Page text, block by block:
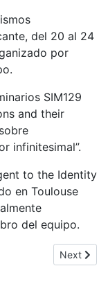
del 20 al 24
por
SIM129
and their
infinitesimal”.
to the Identity
en Toulouse
del equipo.
Católica del Perú)
Next
Next